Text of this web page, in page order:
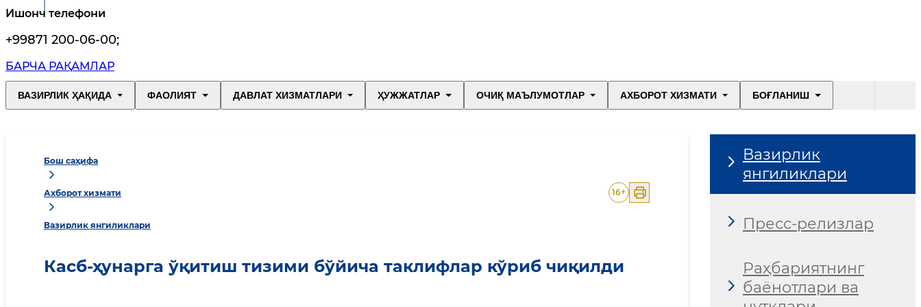
Ишонч телефони
+99871 200-06-00;
БАРЧА РАҚАМЛАР
ВАЗИРЛИК ҲАҚИДА ФАОЛИЯТ ДАВЛАТ ХИЗМАТЛАРИ ҲУЖЖАТЛАР ОЧИҚ МАЪЛУМОТЛАР АХБОРОТ ХИЗМАТИ БОҒЛАНИШ
Бош саҳифа
Ахборот хизмати
Вазирлик янгиликлари
16+
Касб-ҳунарга ўқитиш тизими бўйича таклифлар кўриб чиқилди
Вазирлик
янгиликлари
Пресс-релизлар
Раҳбариятнинг
баёнотлари ва